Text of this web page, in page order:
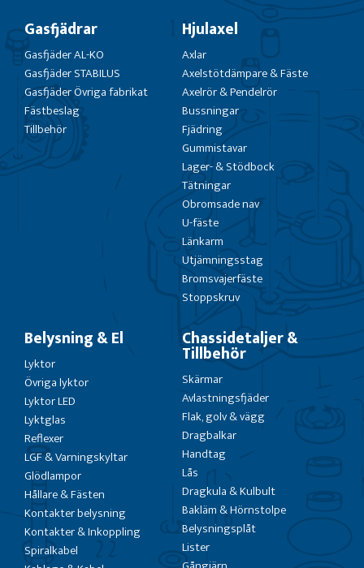
Gasfjädrar
Gasfjäder AL-KO
Gasfjäder STABILUS
Gasfjäder Övriga fabrikat
Fästbeslag
Tillbehör
Hjulaxel
Axlar
Axelstötdämpare & Fäste
Axelrör & Pendelrör
Bussningar
Fjädring
Gummistavar
Lager- & Stödbock
Tätningar
Obromsade nav
U-fäste
Länkarm
Utjämningsstag
Bromsvajerfäste
Stoppskruv
Belysning & El
Lyktor
Övriga lyktor
Lyktor LED
Lyktglas
Reflexer
LGF & Varningskyltar
Glödlampor
Hållare & Fästen
Kontakter belysning
Kontakter & Inkoppling
Spiralkabel
Chassidetaljer &
Tillbehör
Skärmar
Avlastningsfjäder
Flak, golv & vägg
Dragbalkar
Handtag
Lås
Dragkula & Kulbult
Bakläm & Hörnstolpe
Belysningsplåt
Lister